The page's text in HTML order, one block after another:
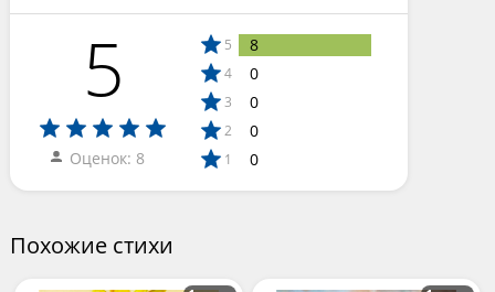
5
Оценок: 8
5 8
4 0
3 0
2 0
1 0
Похожие стихи